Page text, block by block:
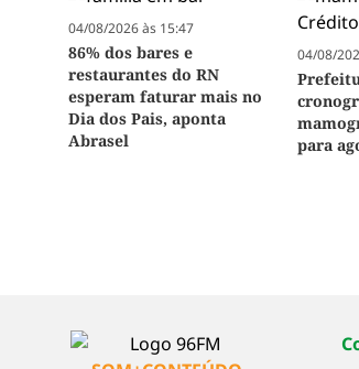
04/08/2026 às 15:47
86% dos bares e
restaurantes do RN
esperam faturar mais no
Dia dos Pais, aponta
Abrasel
04/08/
para